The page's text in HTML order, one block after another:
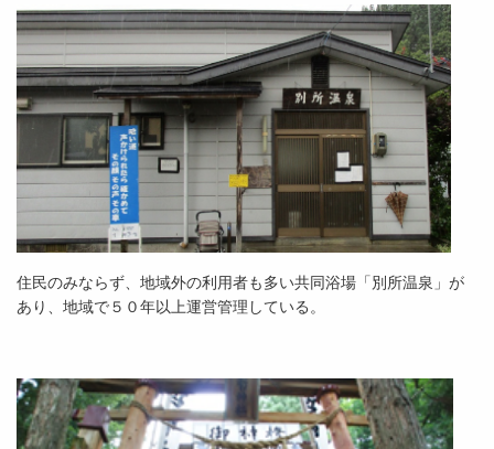
住民のみならず、地域外の利用者も多い共同浴場「別所温泉」が
あり、地域で５０年以上運営管理している。